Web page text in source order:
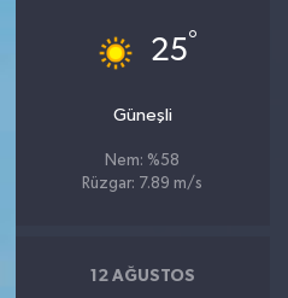
25°
Güneşli
Nem: %58
Rüzgar: 7.89 m/s
12 AĞUSTOS